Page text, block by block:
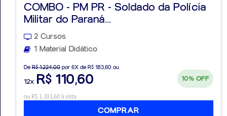
COMBO - PM PR - Soldado da Polícia
Militar do Paraná...
2 Cursos
1 Material Didático
De R$ 1.224,00 por 6X de R$ 183,60 ou
12x R$ 110,60 10% OFF
ou R$ 1.101,60 à vista
COMPRAR